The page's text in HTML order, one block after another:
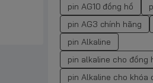
pin AG10 đồng hồ
pin AG3 chính hãng
pin Alkaline
pin alkaline cho đồng
pin Alkaline cho khóa